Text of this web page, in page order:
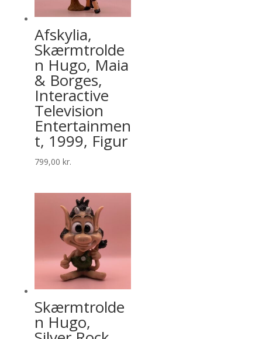
Afskylia,
Skærmtrolde
n Hugo, Maia
& Borges,
Interactive
Television
Entertainmen
t, 1999, Figur
799,00 kr.
Skærmtrolde
n Hugo,